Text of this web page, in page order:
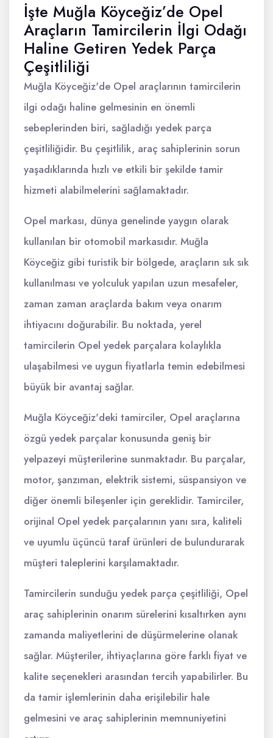
İşte Muğla Köyceğiz’de Opel
Araçların Tamircilerin İlgi Odağı
Haline Getiren Yedek Parça
Çeşitliliği
Muğla Köyceğiz'de Opel araçlarının tamircilerin
ilgi odağı haline gelmesinin en önemli
sebeplerinden biri, sağladığı yedek parça
çeşitliliğidir. Bu çeşitlilik, araç sahiplerinin sorun
yaşadıklarında hızlı ve etkili bir şekilde tamir
hizmeti alabilmelerini sağlamaktadır.
Opel markası, dünya genelinde yaygın olarak
kullanılan bir otomobil markasıdır. Muğla
Köyceğiz gibi turistik bir bölgede, araçların sık sık
kullanılması ve yolculuk yapılan uzun mesafeler,
zaman zaman araçlarda bakım veya onarım
ihtiyacını doğurabilir. Bu noktada, yerel
tamircilerin Opel yedek parçalara kolaylıkla
ulaşabilmesi ve uygun fiyatlarla temin edebilmesi
büyük bir avantaj sağlar.
Muğla Köyceğiz'deki tamirciler, Opel araçlarına
özgü yedek parçalar konusunda geniş bir
yelpazeyi müşterilerine sunmaktadır. Bu parçalar,
motor, şanzıman, elektrik sistemi, süspansiyon ve
diğer önemli bileşenler için gereklidir. Tamirciler,
orijinal Opel yedek parçalarının yanı sıra, kaliteli
ve uyumlu üçüncü taraf ürünleri de bulundurarak
müşteri taleplerini karşılamaktadır.
Tamircilerin sunduğu yedek parça çeşitliliği, Opel
araç sahiplerinin onarım sürelerini kısaltırken aynı
zamanda maliyetlerini de düşürmelerine olanak
sağlar. Müşteriler, ihtiyaçlarına göre farklı fiyat ve
kalite seçenekleri arasından tercih yapabilirler. Bu
da tamir işlemlerinin daha erişilebilir hale
gelmesini ve araç sahiplerinin memnuniyetini